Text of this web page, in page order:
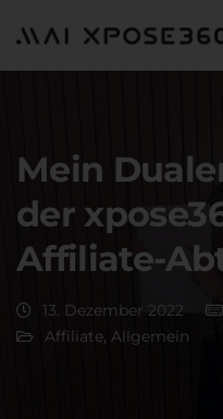
Mein
der
Affiliate-
13. Dezember 2022
Affiliate, Allgemein